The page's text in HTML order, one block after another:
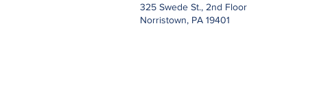
325 Swede St., 2nd Floor
Norristown, PA 19401